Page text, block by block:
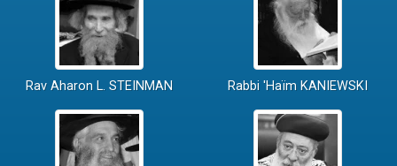
Rav Aharon L. STEINMAN Rabbi 'Haïm KANIEWSKI